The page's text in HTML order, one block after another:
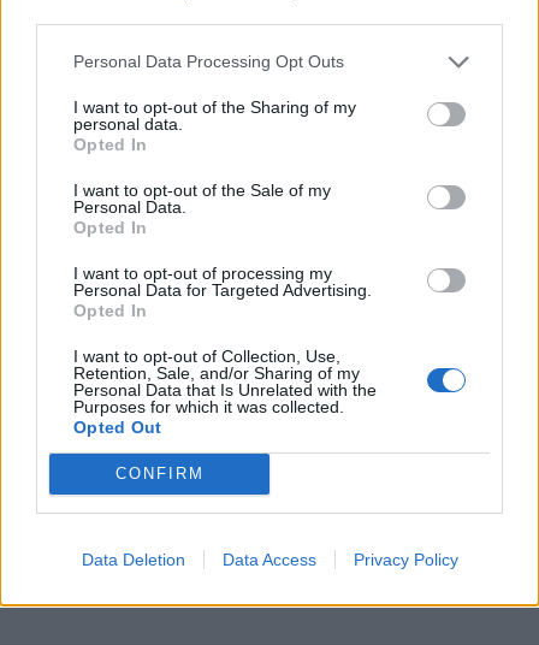
Personal Data Processing Opt Outs
I want to opt-out of the Sharing of my
personal data.
Opted In
I want to opt-out of the Sale of my
Personal Data.
Opted In
I want to opt-out of processing my
Personal Data for Targeted Advertising.
Opted In
I want to opt-out of Collection, Use,
Retention, Sale, and/or Sharing of my
Personal Data that Is Unrelated with the
Purposes for which it was collected.
Opted Out
CONFIRM
Data Deletion Data Access Privacy Policy
KEDVES OLVASÓNK!
A keresett cikk a portfolio.hu hírarchívumához
tartozik, melynek olvasása előfizetéses
regisztrációhoz kötött.
Az előfizetés a következőket tartalmazza:
Portfolio.hu teljes cikkarchívum
Kötéslisták: BÉT elmúlt 2 év napon belüli
kötéslistái
Előfizetés
MÁR ELŐFIZETŐNK VAGY?